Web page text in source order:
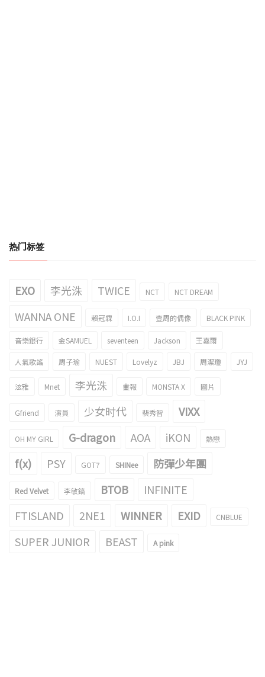
热门标签
EXO 李光洙 TWICE NCT NCT DREAM
WANNA ONE 賴冠霖 I.O.I 壹周的偶像 BLACK PINK
音樂銀行 金SAMUEL seventeen Jackson 王嘉爾
人氣歌謠 周子瑜 NUEST Lovelyz JBJ 周潔瓊 JYJ
泫雅 Mnet 李光洙 畫報 MONSTA X 圖片
Gfriend 演員 少女时代 裴秀智 VIXX
OH MY GIRL G-dragon AOA iKON 熱戀
f(x) PSY GOT7 SHINee 防彈少年團
Red Velvet 李敏鎬 BTOB
INFINITE
FTISLAND
2NE1 WINNER EXID CNBLUE
SUPER JUNIOR BEAST A pink